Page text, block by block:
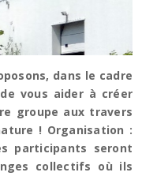
dans le cadre
vous aider à créer
groupe aux travers
! Organisation :
participants seront
collectifs où ils